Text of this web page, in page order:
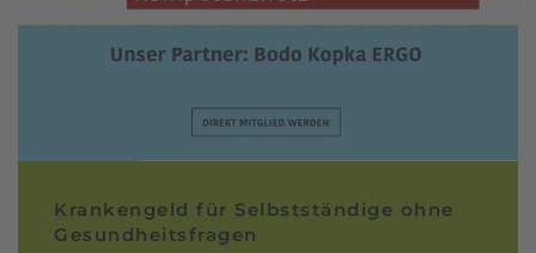
Krankengeld für Selbstständige ohne
Gesundheitsfragen